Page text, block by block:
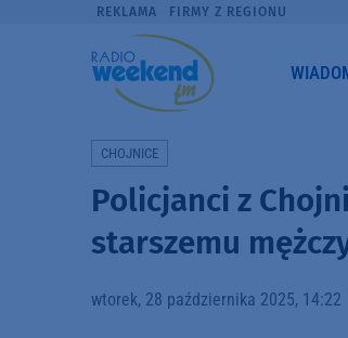
REKLAMA FIRMY Z REGIONU
CHOJNICE
Policjanci z
starszemu
wtorek, 28 października 2025, 14:22